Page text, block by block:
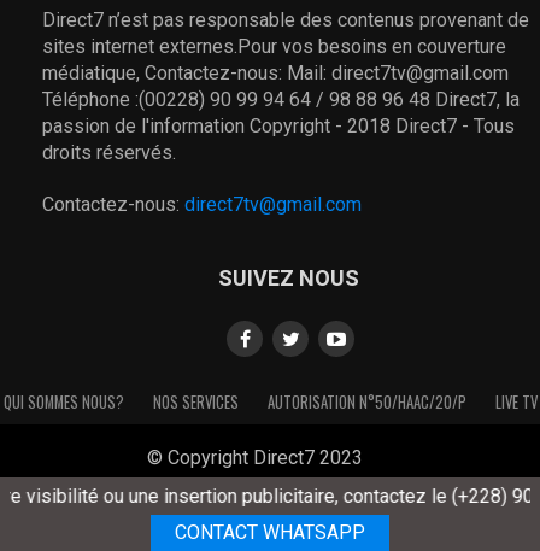
Direct7 n’est pas responsable des contenus provenant de
sites internet externes.Pour vos besoins en couverture
médiatique, Contactez-nous: Mail: direct7tv@gmail.com
Téléphone :(00228) 90 99 94 64 / 98 88 96 48 Direct7, la
passion de l'information Copyright - 2018 Direct7 - Tous
droits réservés.
Contactez-nous: direct7tv@gmail.com
SUIVEZ NOUS
QUI SOMMES NOUS? NOS SERVICES AUTORISATION N°50/HAAC/20/P LIVE TV
© Copyright Direct7 2023
ou une insertion publicitaire, contactez le (+228) 90 99
CONTACT WHATSAPP